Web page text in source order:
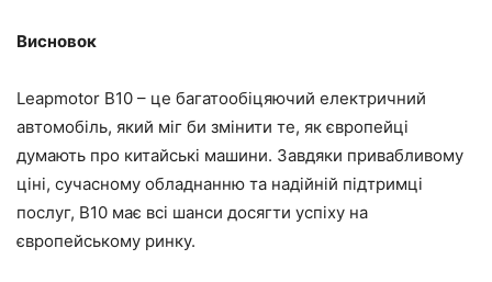
Висновок
Leapmotor B10 – це багатообіцяючий електричний
автомобіль, який міг би змінити те, як європейці
думають про китайські машини. Завдяки привабливому
ціні, сучасному обладнанню та надійній підтримці
послуг, B10 має всі шанси досягти успіху на
європейському ринку.